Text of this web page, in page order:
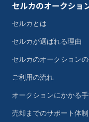
セルカのオークショ
セルカとは
セルカが選ばれる理由
セルカのオークション
ご利用の流れ
オークションにかかる
売却までのサポート体制